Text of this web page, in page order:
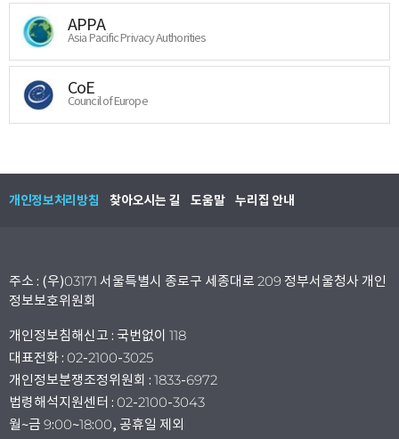
APPA
Asia Pacific Privacy Authorities
CoE
Council of Europe
개인정보처리방침 찾아오시는 길 도움말 누리집 안내
주소 : (우)03171 서울특별시 종로구 세종대로 209 정부서울청사 개인
정보보호위원회
개인정보침해신고 : 국번없이 118
대표전화 : 02-2100-3025
개인정보분쟁조정위원회 : 1833-6972
법령해석지원센터 : 02-2100-3043
월~금 9:00~18:00, 공휴일 제외